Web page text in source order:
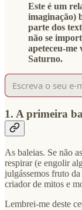
Este é um
imaginação)
parte dos
não se
apeteceu-me
Saturno.
1. A primeira
As baleias. Se não
respirar (e engolir
julgássemos fruto
criador de mitos e
Lembrei-me deste